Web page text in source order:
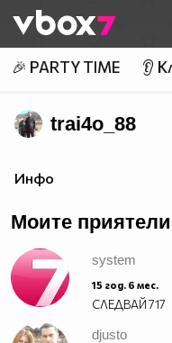
👾
🎉 PARTY TIME 👂
trai4o_88
Инфо
Моите приятели
system
15 год. 6 мес.
СЛЕДВАЙ717
djusto